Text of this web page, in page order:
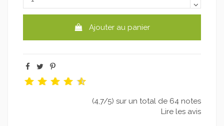
Ajouter au panier
(4,7/5) sur un total de 64 notes
Lire les avis